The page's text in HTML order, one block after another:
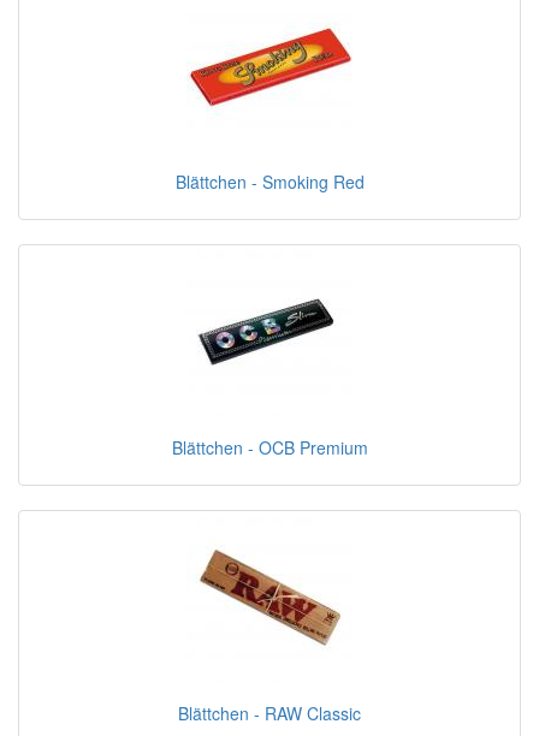
Blättchen - Smoking Red
Blättchen - OCB Premium
Blättchen - RAW Classic